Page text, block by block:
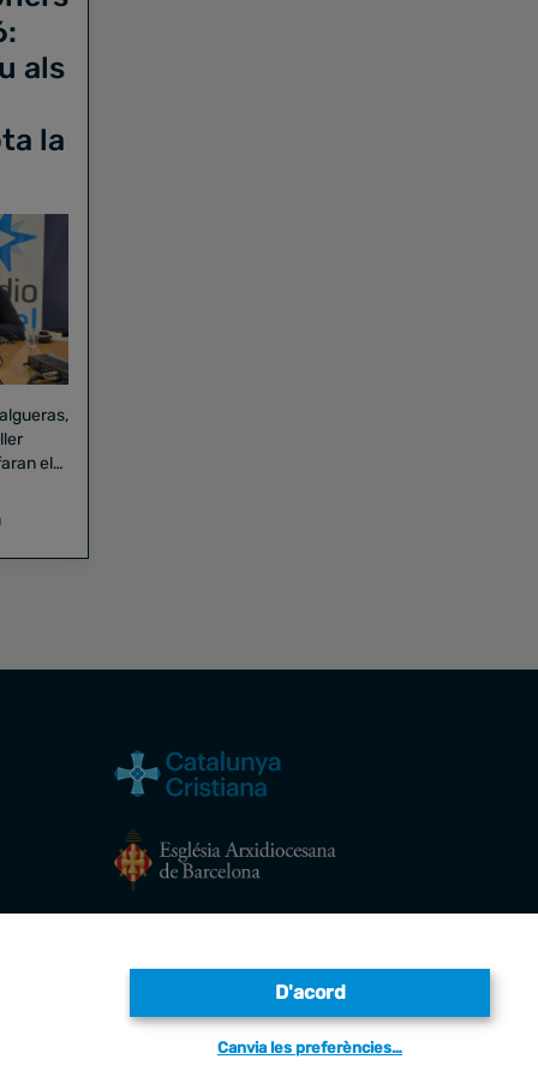
als
la
el
D'acord
Canvia les preferències…